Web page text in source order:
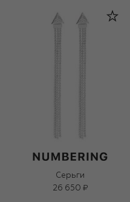
Серьги
26 650 ₽